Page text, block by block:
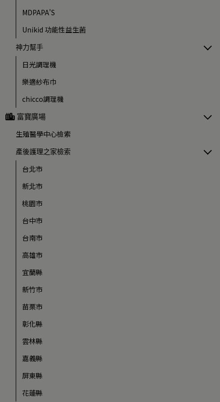
MDPAPA'S
Unikid 功能性益生菌
神力幫手
日光調理機
樂適紗布巾
chicco調理機
富寶廣場
生殖醫學中心檢索
產後護理之家檢索
台北市
新北市
桃園市
台中市
台南市
高雄市
宜蘭縣
新竹市
苗栗市
彰化縣
雲林縣
嘉義縣
屏東縣
花蓮縣